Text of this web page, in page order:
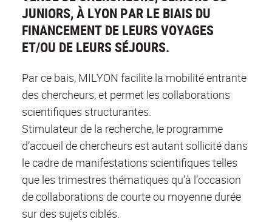
JUNIORS, À LYON PAR LE BIAIS DU
FINANCEMENT DE LEURS VOYAGES
ET/OU DE LEURS SÉJOURS.
Par ce bais, MILYON facilite la mobilité entrante
des chercheurs, et permet les collaborations
scientifiques structurantes.
Stimulateur de la recherche, le programme
d’accueil de chercheurs est autant sollicité dans
le cadre de manifestations scientifiques telles
que les trimestres thématiques qu’à l’occasion
de collaborations de courte ou moyenne durée
sur des sujets ciblés.